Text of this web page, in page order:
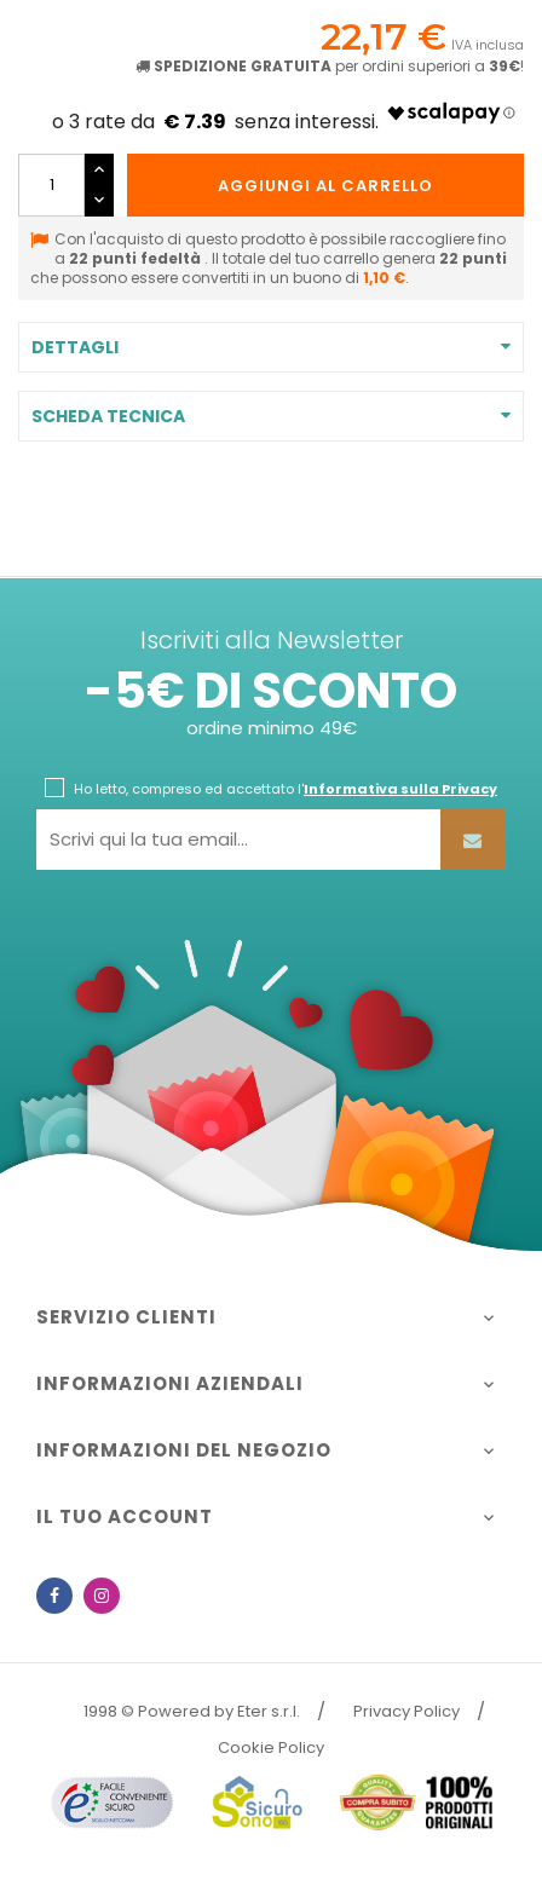
22,17 € IVA inclusa
SPEDIZIONE GRATUITA per ordini superiori a 39€!
€ 7.39
AGGIUNGI AL CARRELLO
Con l'acquisto di questo prodotto è possibile raccogliere fino
a 22 punti fedeltà . Il totale del tuo carrello genera 22 punti
che possono essere convertiti in un buono di 1,10 €.
DETTAGLI
SCHEDA TECNICA
Iscriviti alla Newsletter
-5€ DI SCONTO
ordine minimo 49€
Ho letto, compreso ed accettato l'Informativa sulla Privacy
SERVIZIO CLIENTI 
INFORMAZIONI AZIENDALI 
INFORMAZIONI DEL NEGOZIO 
IL TUO ACCOUNT 
Facebook
1998 © Powered by Eter s.r.l.
Privacy Policy
Cookie Policy